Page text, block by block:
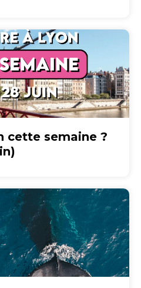
cette semaine ?